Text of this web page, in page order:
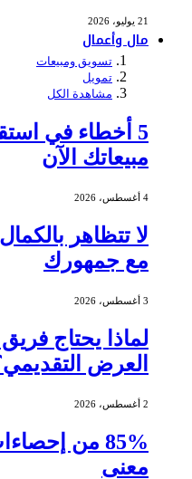
21 يوليو، 2026
مال وأعمال
تسويق ومبيعات
تمويل
مشاهدة الكل
5 أخطاء في
مبيعاتك الآن
4 أغسطس، 2026
لا تتظاهر
مع جمهورك
3 أغسطس، 2026
لماذا يحتاج
العرض
2 أغسطس، 2026
85% من
معنى